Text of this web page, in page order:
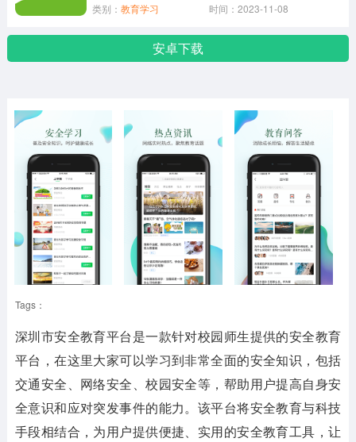
体育竞技
类别： 教育学习 时间：2023-11-08
安卓下载
Tags：
深圳市安全教育平台是一款针对校园师生提供的安全教育
平台，在这里大家可以学习到非常全面的安全知识，包括
交通安全、网络安全、校园安全等，帮助用户提高自身安
全意识和应对突发事件的能力。该平台将安全教育与科技
手段相结合，为用户提供便捷、实用的安全教育工具，让